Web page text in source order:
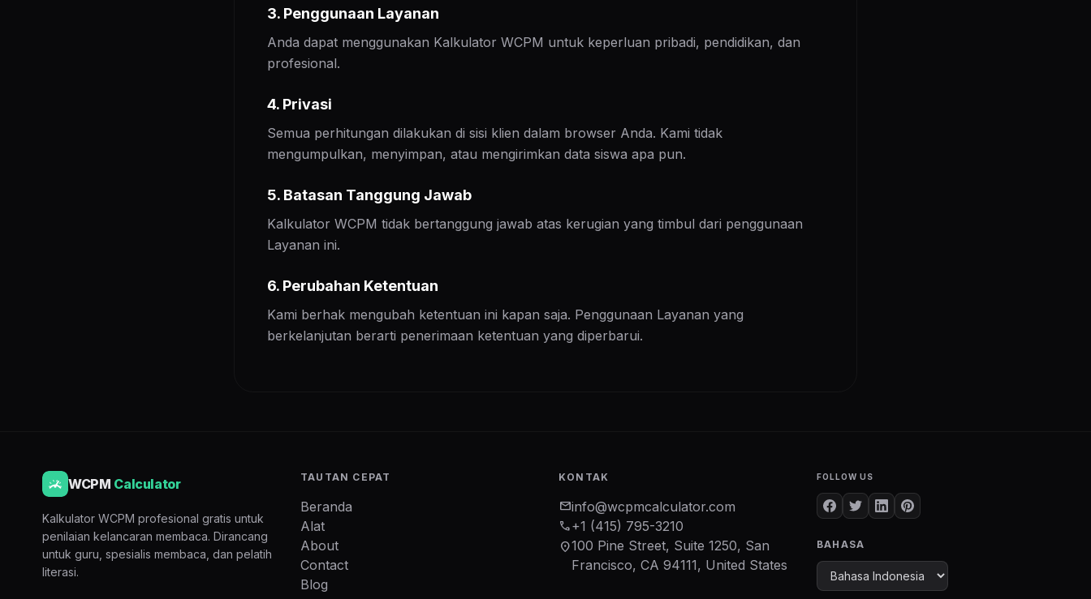
3. Penggunaan Layanan
Anda dapat menggunakan Kalkulator WCPM untuk keperluan pribadi, pendidikan, dan
profesional.
4. Privasi
Semua perhitungan dilakukan di sisi klien dalam browser Anda. Kami tidak
mengumpulkan, menyimpan, atau mengirimkan data siswa apa pun.
5. Batasan Tanggung Jawab
Kalkulator WCPM tidak bertanggung jawab atas kerugian yang timbul dari penggunaan
Layanan ini.
6. Perubahan Ketentuan
Kami berhak mengubah ketentuan ini kapan saja. Penggunaan Layanan yang
berkelanjutan berarti penerimaan ketentuan yang diperbarui.
WCPM Calculator
Kalkulator WCPM profesional gratis untuk
penilaian kelancaran membaca. Dirancang
untuk guru, spesialis membaca, dan pelatih
literasi.
TAUTAN CEPAT
Beranda
Alat
About
Contact
Blog
KONTAK
mailinfo@wcpmcalculator.com
phone+1 (415) 795-3210
location_on100 Pine Street, Suite 1250, San
Francisco, CA 94111, United States
FOLLOW US
BAHASA